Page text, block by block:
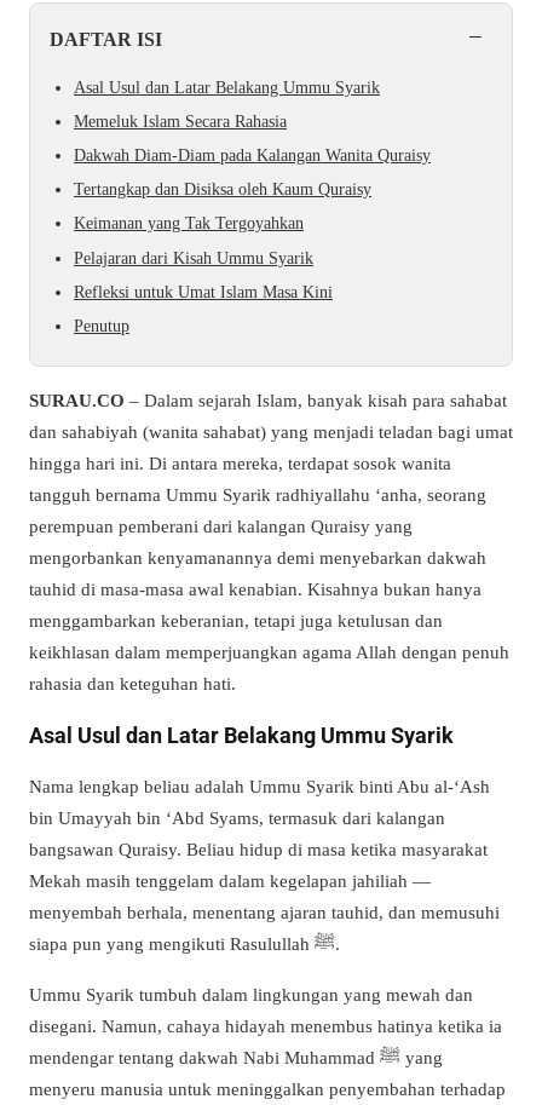
DAFTAR ISI −
Asal Usul dan Latar Belakang Ummu Syarik
Memeluk Islam Secara Rahasia
Dakwah Diam-Diam pada Kalangan Wanita Quraisy
Tertangkap dan Disiksa oleh Kaum Quraisy
Keimanan yang Tak Tergoyahkan
Pelajaran dari Kisah Ummu Syarik
Refleksi untuk Umat Islam Masa Kini
Penutup
SURAU.CO – Dalam sejarah Islam, banyak kisah para sahabat
dan sahabiyah (wanita sahabat) yang menjadi teladan bagi umat
hingga hari ini. Di antara mereka, terdapat sosok wanita
tangguh bernama Ummu Syarik radhiyallahu ‘anha, seorang
perempuan pemberani dari kalangan Quraisy yang
mengorbankan kenyamanannya demi menyebarkan dakwah
tauhid di masa-masa awal kenabian. Kisahnya bukan hanya
menggambarkan keberanian, tetapi juga ketulusan dan
keikhlasan dalam memperjuangkan agama Allah dengan penuh
rahasia dan keteguhan hati.
Asal Usul dan Latar Belakang Ummu Syarik
Nama lengkap beliau adalah Ummu Syarik binti Abu al-‘Ash
bin Umayyah bin ‘Abd Syams, termasuk dari kalangan
bangsawan Quraisy. Beliau hidup di masa ketika masyarakat
Mekah masih tenggelam dalam kegelapan jahiliah —
menyembah berhala, menentang ajaran tauhid, dan memusuhi
siapa pun yang mengikuti Rasulullah ﷺ.
Ummu Syarik tumbuh dalam lingkungan yang mewah dan
disegani. Namun, cahaya hidayah menembus hatinya ketika ia
mendengar tentang dakwah Nabi Muhammad ﷺ yang
menyeru manusia untuk meninggalkan penyembahan terhadap